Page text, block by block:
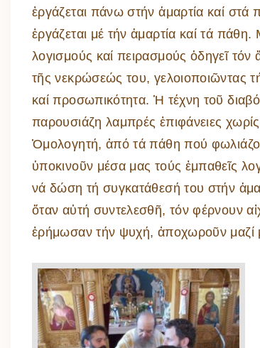
ἐργάζεται πάνω στήν ἁμαρτία καί στά
ἐργάζεται μέ τήν ἁμαρτία καί τά πάθη.
λογισμούς καί πειρασμούς ὁδηγεῖ
τῆς νεκρώσεώς του, γελοιοποιῶντας
καί προσωπικότητα. Ἡ τέχνη τοῦ
παρουσιάζη λαμπρές ἐπιφάνειες
Ὁμολογητή, ἀπό τά πάθη πού
ὑποκινοῦν μέσα μας τούς ἐμπαθεῖς
νά δώση τή συγκατάθεσή του στήν
ὅταν αὐτή συντελεσθῆ, τόν φέρνουν
ἐρήμωσαν τήν ψυχή, ἀποχωροῦν μαζί